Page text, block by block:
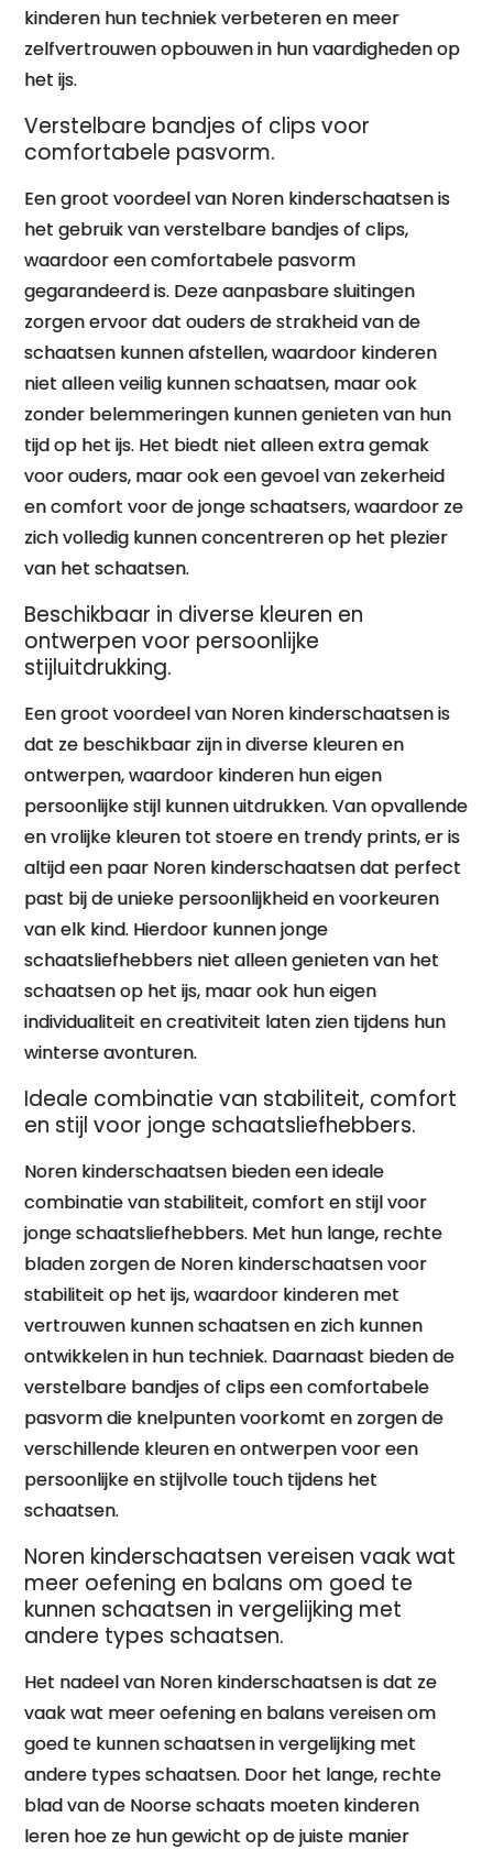
kinderen hun techniek verbeteren en meer
zelfvertrouwen opbouwen in hun vaardigheden op
het ijs.
Verstelbare bandjes of clips voor
comfortabele pasvorm.
Een groot voordeel van Noren kinderschaatsen is
het gebruik van verstelbare bandjes of clips,
waardoor een comfortabele pasvorm
gegarandeerd is. Deze aanpasbare sluitingen
zorgen ervoor dat ouders de strakheid van de
schaatsen kunnen afstellen, waardoor kinderen
niet alleen veilig kunnen schaatsen, maar ook
zonder belemmeringen kunnen genieten van hun
tijd op het ijs. Het biedt niet alleen extra gemak
voor ouders, maar ook een gevoel van zekerheid
en comfort voor de jonge schaatsers, waardoor ze
zich volledig kunnen concentreren op het plezier
van het schaatsen.
Beschikbaar in diverse kleuren en
ontwerpen voor persoonlijke
stijluitdrukking.
Een groot voordeel van Noren kinderschaatsen is
dat ze beschikbaar zijn in diverse kleuren en
ontwerpen, waardoor kinderen hun eigen
persoonlijke stijl kunnen uitdrukken. Van opvallende
en vrolijke kleuren tot stoere en trendy prints, er is
altijd een paar Noren kinderschaatsen dat perfect
past bij de unieke persoonlijkheid en voorkeuren
van elk kind. Hierdoor kunnen jonge
schaatsliefhebbers niet alleen genieten van het
schaatsen op het ijs, maar ook hun eigen
individualiteit en creativiteit laten zien tijdens hun
winterse avonturen.
Ideale combinatie van stabiliteit, comfort
en stijl voor jonge schaatsliefhebbers.
Noren kinderschaatsen bieden een ideale
combinatie van stabiliteit, comfort en stijl voor
jonge schaatsliefhebbers. Met hun lange, rechte
bladen zorgen de Noren kinderschaatsen voor
stabiliteit op het ijs, waardoor kinderen met
vertrouwen kunnen schaatsen en zich kunnen
ontwikkelen in hun techniek. Daarnaast bieden de
verstelbare bandjes of clips een comfortabele
pasvorm die knelpunten voorkomt en zorgen de
verschillende kleuren en ontwerpen voor een
persoonlijke en stijlvolle touch tijdens het
schaatsen.
Noren kinderschaatsen vereisen vaak wat
meer oefening en balans om goed te
kunnen schaatsen in vergelijking met
andere types schaatsen.
Het nadeel van Noren kinderschaatsen is dat ze
vaak wat meer oefening en balans vereisen om
goed te kunnen schaatsen in vergelijking met
andere types schaatsen. Door het lange, rechte
blad van de Noorse schaats moeten kinderen
leren hoe ze hun gewicht op de juiste manier